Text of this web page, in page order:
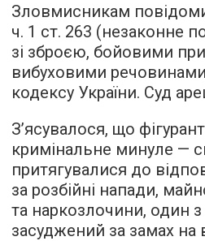
Зловмисникам
ч. 1 ст. 263 (незаконне
зі зброєю, бойовими
вибуховими
кодексу України. Суд
З’ясувалося, що
кримінальне минуле —
притягувалися до
за розбійні напади,
та наркозлочини, один з
засуджений за замах на